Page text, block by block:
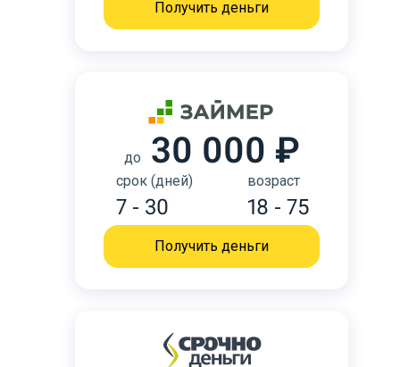
Получить деньги
до 30 000 ₽
срок (дней)
7 - 30
возраст
18 - 75
Получить деньги